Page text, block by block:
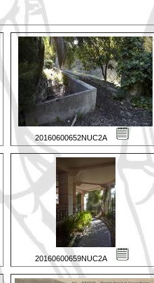
20160600652NUC2A
20160600659NUC2A